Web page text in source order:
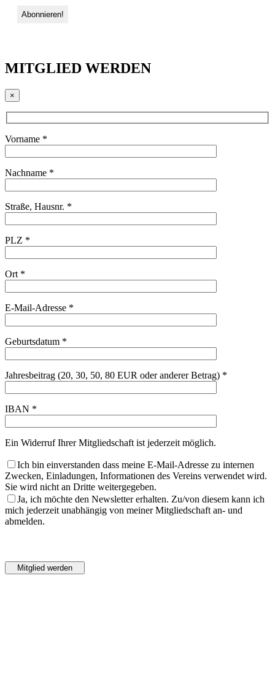
MITGLIED WERDEN
×
Vorname *
Nachname *
Straße, Hausnr. *
PLZ *
Ort *
E-Mail-Adresse *
Geburtsdatum *
Jahresbeitrag (20, 30, 50, 80 EUR oder anderer Betrag) *
IBAN *
Ein Widerruf Ihrer Mitgliedschaft ist jederzeit möglich.
Ich bin einverstanden dass meine E-Mail-Adresse zu internen
Zwecken, Einladungen, Informationen des Vereins verwendet wird.
Sie wird nicht an Dritte weitergegeben.
Ja, ich möchte den Newsletter erhalten. Zu/von diesem kann ich
mich jederzeit unabhängig von meiner Mitgliedschaft an- und
abmelden.
dieses
Feld
lasse
dieses